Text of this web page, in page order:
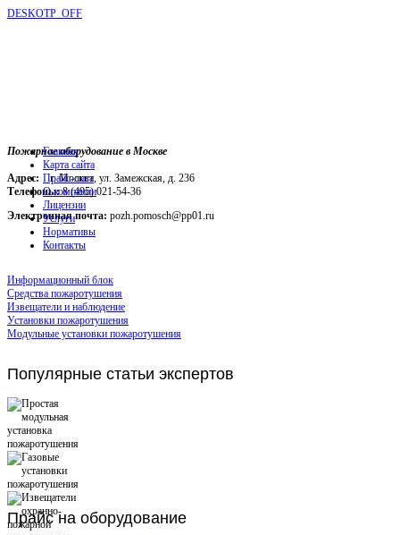
DESKOTP_OFF
Пожарное оборудование в Москве
Адрес: г. Москва, ул. Замежская, д. 236
Телефоны:8 (495) 021-54-36
Электронная почта: pozh.pomosch@pp01.ru
Главная
Карта сайта
Прайс-лист
О компании
Лицензии
Услуги
Нормативы
Контакты
Информационный блок
Средства пожаротушения
Извещатели и наблюдение
Установки пожаротушения
Модульные установки пожаротушения
Популярные статьи экспертов
Прайсна оборудование